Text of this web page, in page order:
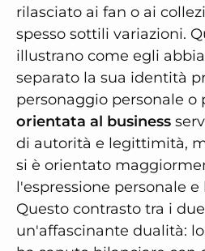
rilasciato ai fan o ai
spesso sottili variazioni.
illustrano come egli
separato la sua identità
personaggio personale o
orientata al business
di autorità e legittimità,
si è orientato
l'espressione personale e
Questo contrasto tra i
un'affascinante dualità: